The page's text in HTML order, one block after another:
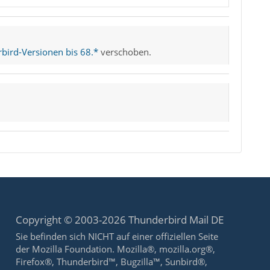
Versionen bis 68.*verschoben.
Copyright © 2003-2026 Thunderbird Mail DE
Sie befinden sich NICHT auf einer offiziellen Seite
der Mozilla Foundation. Mozilla®, mozilla.org®,
Firefox®, Thunderbird™, Bugzilla™, Sunbird®,